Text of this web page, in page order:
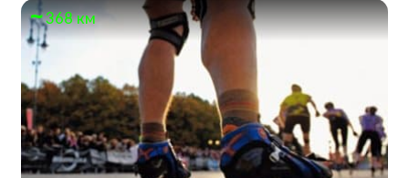
368 км